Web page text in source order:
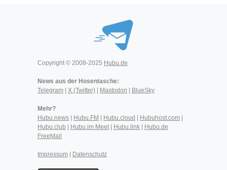
Copyright © 2008-2025 Hubu.de
News aus der Hosentasche:
Telegram
X (Twitter) Mastodon BlueSky
Mehr?
Hubu.news
Hubu.FM Hubu.cloud Hubuhost.com
Hubu.club
Hubu.im Meet| Hubu.link
Hubu.de
FreeMail
Impressum Datenschutz